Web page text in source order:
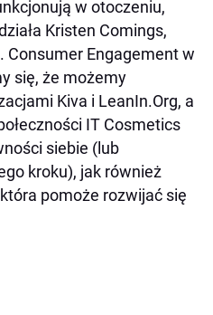
w otoczeniu,
Kristen Comings,
Consumer Engagement w
się, że możemy
Kiva i LeanIn.Org, a
IT Cosmetics
siebie (lub
kroku), jak również
pomoże rozwijać się